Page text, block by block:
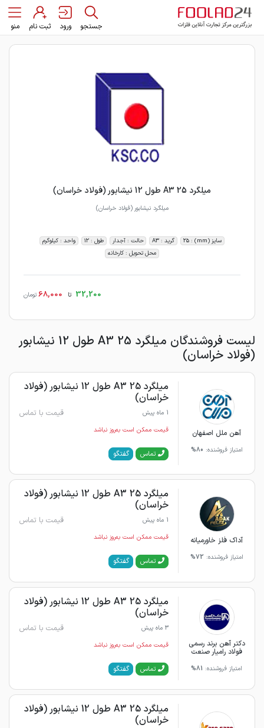
جستجو ورود ثبت نام منو
میلگرد 25 A3 طول 12 نیشابور (فولاد خراسان)
میلگرد نیشابور (فولاد خراسان)
سایز (mm) : 25 گرید : A3 حالت : آجدار طول : 12
واحد : کیلوگرم
محل تحویل : کارخانه
32,200 تا 68,000 تومان
لیست فروشندگان میلگرد 25 A3 طول 12 نیشابور
(فولاد خراسان)
آهن ملل اصفهان
امتیاز فروشنده: 80%
میلگرد 25 A3 طول 12 نیشابور (فولاد
خراسان)
1 ماه پیش قیمت با تماس
قیمت ممکن است به‌روز نباشد
تماس گفتگو
آداک فلز خاورمیانه
امتیاز فروشنده: 72%
میلگرد 25 A3 طول 12 نیشابور (فولاد
خراسان)
1 ماه پیش قیمت با تماس
قیمت ممکن است به‌روز نباشد
تماس گفتگو
دکتر آهن برند رسمی
فولاد رامیار صنعت
امتیاز فروشنده: 81%
میلگرد 25 A3 طول 12 نیشابور (فولاد
خراسان)
3 ماه پیش قیمت با تماس
قیمت ممکن است به‌روز نباشد
تماس گفتگو
میلگرد 25 A3 طول 12 نیشابور (فولاد
خراسان)